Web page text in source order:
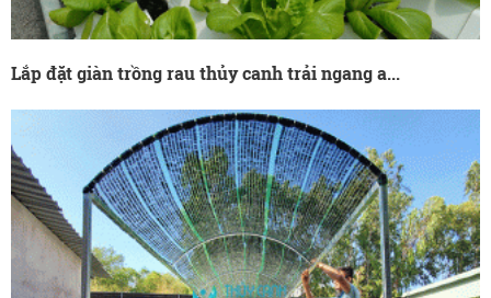
Lắp đặt giàn trồng rau thủy canh trải ngang a...